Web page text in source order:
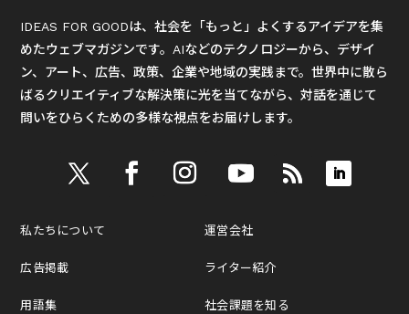
IDEAS FOR GOODは、社会を「もっと」よくするアイデアを集
めたウェブマガジンです。AIなどのテクノロジーから、デザイ
ン、アート、広告、政策、企業や地域の実践まで。世界中に散ら
ばるクリエイティブな解決策に光を当てながら、対話を通じて
問いをひらくための多様な視点をお届けします。
私たちについて
広告掲載
用語集
運営会社
ライター紹介
社会課題を知る